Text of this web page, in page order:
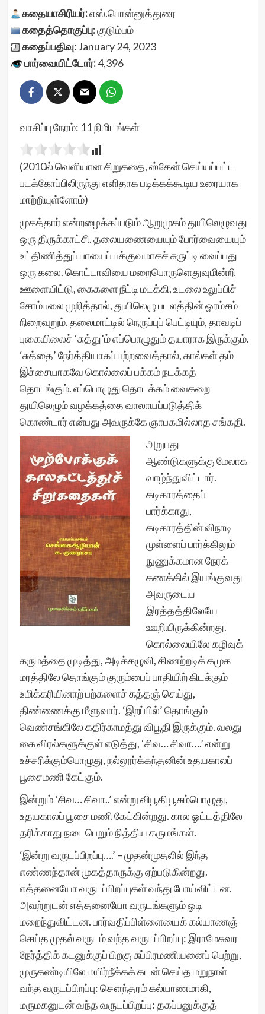
கதையாசிரியர்:எஸ்.பொன்னுத்துரை
கதைத்தொகுப்பு:குடும்பம்
கதைப்பதிவு:January 24, 2023
பார்வையிட்டோர்:4,396
வாசிப்பு நேரம்: 11நிமிடங்கள்
(2010ல் வெளியான சிறுகதை, ஸ்கேன் செய்யப்பட்ட
படக்கோப்பிலிருந்து எளிதாக படிக்கக்கூடிய உரையாக
மாற்றியுள்ளோம்)
முகத்தார் என்றழைக்கப்படும் ஆறுமுகம் துயிலெழுவது
ஒரு திருக்காட்சி. தலையணையையும் போர்வையையும்
உட்திணித்துப் பாயைப் பக்குவமாகச் சுருட்டி வைப்பது
ஒரு கலை. கொட்டாவியை மறைபொருளெதுவுமின்றி
ஊளையிட்டு, கைகளை நீட்டி மடக்கி, உடலை உலுப்பிச்
சோம்பலை முறித்தால், துயிலெழு படலத்தின் ஓரம்சம்
நிறைவுறும். தலைமாட்டில் நெருப்புப் பெட்டியும், தாவடிப்
புகையிலைச் ‘சுத்து’ம் எப்பொழுதும் தயாராக இருக்கும்.
‘சுத்தை’ நேர்த்தியாகப் பற்றவைத்தால், கால்கள் தம்
இச்சையாகவே கொல்லைப் பக்கம் நடக்கத்
தொடங்கும். எப்பொழுது தொடக்கம் வைகறை
துயிலெழும் வழக்கத்தை வாலாயப்படுத்திக்
கொண்டார் என்பது அவருக்கே ஞாபகமில்லாத சங்கதி.
அறுபது
ஆண்டுகளுக்கு மேலாக
வாழ்ந்துவிட்டார்.
கடிகாரத்தைப்
பார்க்காது,
கடிகாரத்தின் விநாடி
முள்ளைப் பார்க்கிலும்
நுணுக்கமான நேரக்
கணக்கில் இயங்குவது
அவருடைய
இரத்தத்திலேயே
ஊறியிருக்கின்றது.
கொல்லையிலே கழிவுக்
கருமத்தை முடித்து, அடிக்கழுவி, கிணற்றடிக் கமுக
மரத்திலே தொங்கும் குரும்பைப் பாதியிற் கிடக்கும்
உமிக்கரியினாற் பற்களைச் சுத்தஞ் செய்து,
திண்ணைக்கு மீளுவார். ‘இறப்பில்’ தொங்கும்
வெண்சங்கிலே கதிர்காமத்து விபூதி இருக்கும். வலது
கை விரல்களுக்குள் எடுத்து, ‘சிவ… சிவா….’ என்று
உச்சரிக்கும்பொழுது, நல்லூர்க்கந்தனின் உதயகாலப்
பூசைமணி கேட்கும்.
இன்றும் ‘சிவ… சிவா..’ என்று விபூதி பூசும்பொழுது,
உதயகாலப் பூசை மணி கேட்கின்றது. கால ஓட்டத்திலே
தரிக்காது நடைபெறும் நித்திய கருமங்கள்.
‘இன்று வருடப்பிறப்பு….’ – முதன்முதலில் இந்த
எண்ணந்தான் முகத்தாருக்கு ஏற்படுகின்றது.
எத்தனையோ வருடப்பிறப்புகள் வந்து போய்விட்டன.
அவற்றுடன் எத்தனையோ வருடங்களும் ஓடி
மறைந்துவிட்டன. பார்வதிப்பிள்ளையைக் கல்யாணஞ்
செய்த முதல் வருடம் வந்த வருடப்பிறப்பு: இராமேசுவர
நேர்த்திக் கடனுக்குப் பிறகு சுப்பிரமணியனைப் பெற்று,
முருகண்டியிலே மயிர்நீக்கக் கடன் செய்த மறுநாள்
வந்த வருடப்பிறப்பு: சௌந்தரம் கல்யாணமாகி,
மருமகனுடன் வந்த வருடப்பிறப்பு: தகப்பனுக்குத்